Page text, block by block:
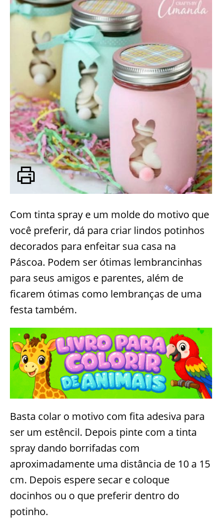
Com tinta spray e um molde do motivo que
você preferir, dá para criar lindos potinhos
decorados para enfeitar sua casa na
Páscoa. Podem ser ótimas lembrancinhas
para seus amigos e parentes, além de
ficarem ótimas como lembranças de uma
festa também.
Basta colar o motivo com fita adesiva para
ser um estêncil. Depois pinte com a tinta
spray dando borrifadas com
aproximadamente uma distância de 10 a 15
cm. Depois espere secar e coloque
docinhos ou o que preferir dentro do
potinho.